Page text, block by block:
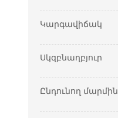
Կարգավիճակ
Սկզբնաղբյուր
Ընդունող մարմին